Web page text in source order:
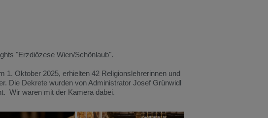
"Erzdiözese Wien/Schönlaub".
1. Oktober 2025, erhielten 42 Religionslehrerinnen und
Die Dekrete wurden von Administrator Josef Grünwidl
Wir waren mit der Kamera dabei.